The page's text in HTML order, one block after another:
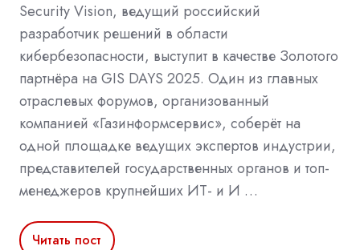
Security Vision, ведущий российский
разработчик решений в области
кибербезопасности, выступит в качестве Золотого
партнёра на GIS DAYS 2025. Один из главных
отраслевых форумов, организованный
компанией «Газинформсервис», соберёт на
одной площадке ведущих экспертов индустрии,
представителей государственных органов и топ-
менеджеров крупнейших ИТ- и И …
Читать пост